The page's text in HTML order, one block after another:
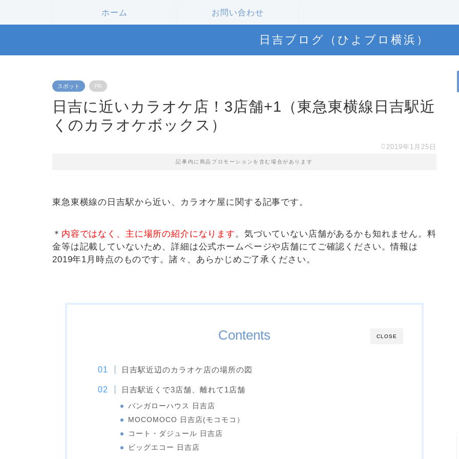
ホーム お問い合わせ
日吉ブログ（ひよブロ横浜）
スポット PR
日吉に近いカラオケ店！3店舗+1（東急東横線日吉駅近
くのカラオケボックス）
2019年1月25日
記事内に商品プロモーションを含む場合があります
東急東横線の日吉駅から近い、カラオケ屋に関する記事です。
＊ 内容ではなく、主に場所の紹介になります。気づいていない店舗があるかも知れません。料
金等は記載していないため、詳細は公式ホームページや店舗にてご確認ください。情報は
2019年1月時点のものです。諸々、あらかじめご了承ください。
CLOSE
Contents
日吉駅近辺のカラオケ店の場所の図
日吉駅近くで3店舗、離れて1店舗
バンガローハウス 日吉店
MOCOMOCO 日吉店(モコモコ）
コート・ダジュール 日吉店
ビッグエコー 日吉店